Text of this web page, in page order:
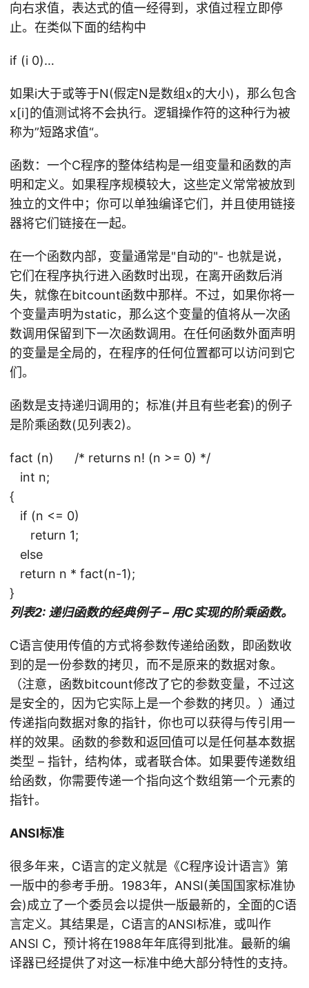
向右求值，表达式的值一经得到，求值过程立即停
止。在类似下面的结构中
if (i 0)…
如果i大于或等于N(假定N是数组x的大小)，那么包含
x[i]的值测试将不会执行。逻辑操作符的这种行为被
称为”短路求值“。
函数：一个C程序的整体结构是一组变量和函数的声
明和定义。如果程序规模较大，这些定义常常被放到
独立的文件中；你可以单独编译它们，并且使用链接
器将它们链接在一起。
在一个函数内部，变量通常是"自动的"- 也就是说，
它们在程序执行进入函数时出现，在离开函数后消
失，就像在bitcount函数中那样。不过，如果你将一
个变量声明为static，那么这个变量的值将从一次函
数调用保留到下一次函数调用。在任何函数外面声明
的变量是全局的，在程序的任何位置都可以访问到它
们。
函数是支持递归调用的；标准(并且有些老套)的例子
是阶乘函数(见列表2)。
fact (n) /* returns n! (n >= 0) */
int n;
{
if (n <= 0)
return 1;
else
return n * fact(n-1);
}
列表2: 递归函数的经典例子 – 用C实现的阶乘函数。
C语言使用传值的方式将参数传递给函数，即函数收
到的是一份参数的拷贝，而不是原来的数据对象。
（注意，函数bitcount修改了它的参数变量，不过这
是安全的，因为它实际上是一个参数的拷贝。）通过
传递指向数据对象的指针，你也可以获得与传引用一
样的效果。函数的参数和返回值可以是任何基本数据
类型 – 指针，结构体，或者联合体。如果要传递数组
给函数，你需要传递一个指向这个数组第一个元素的
指针。
ANSI标准
很多年来，C语言的定义就是《C程序设计语言》第
一版中的参考手册。1983年，ANSI(美国国家标准协
会)成立了一个委员会以提供一版最新的，全面的C语
言定义。其结果是，C语言的ANSI标准，或叫作
ANSI C，预计将在1988年年底得到批准。最新的编
译器已经提供了对这一标准中绝大部分特性的支持。